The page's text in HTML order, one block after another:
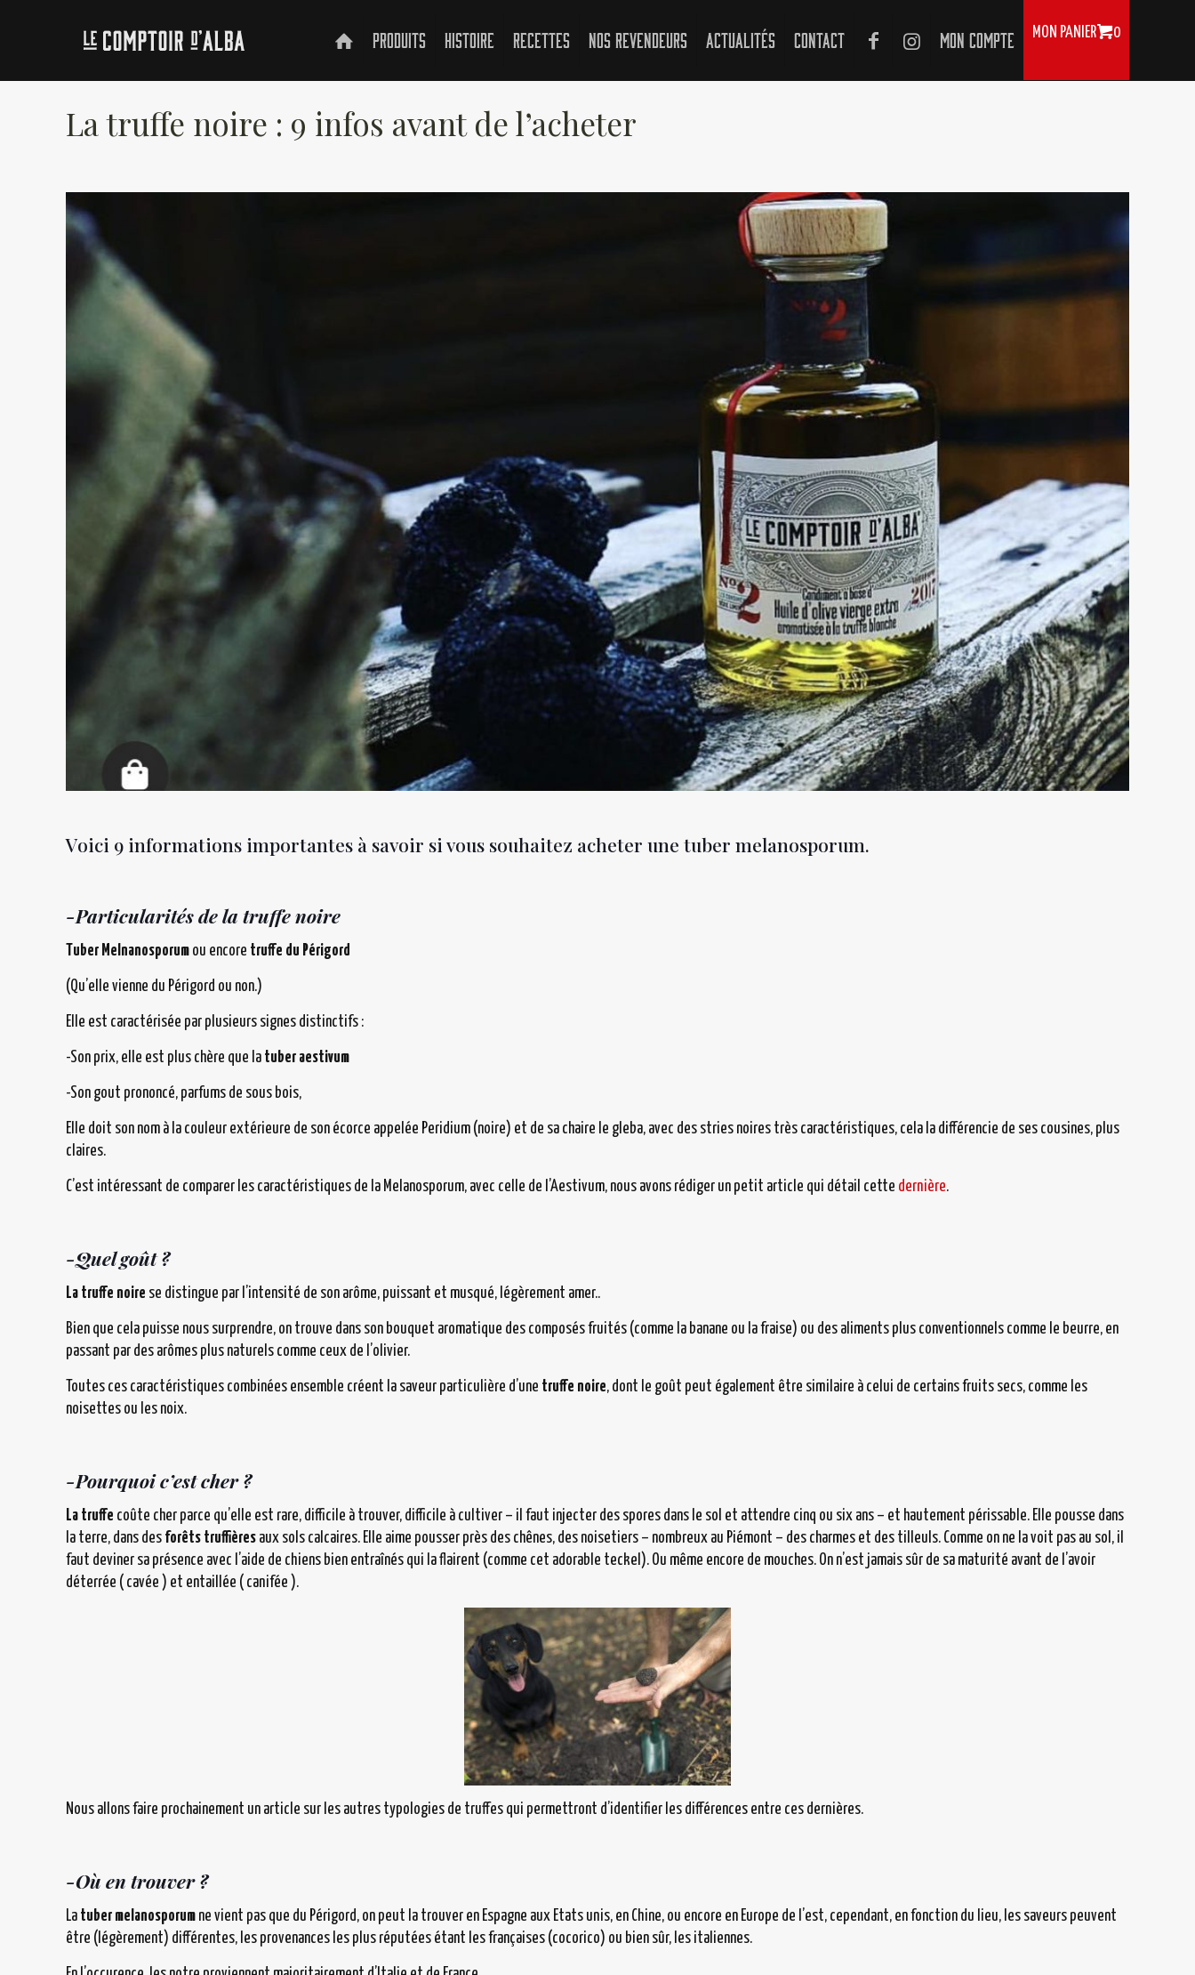
Produits Histoire Recettes Nos revendeurs Actualités Contact Mon compte MON PANIER 0
La truffe noire : 9 infos avant de l’acheter
Voici 9 informations importantes à savoir si vous souhaitez acheter une tuber melanosporum.
-Particularités de la truffe noire
Tuber Melnanosporum ou encore truffe du Périgord
(Qu’elle vienne du Périgord ou non.)
Elle est caractérisée par plusieurs signes distinctifs :
-Son prix, elle est plus chère que la tuber aestivum
-Son gout prononcé, parfums de sous bois,
Elle doit son nom à la couleur extérieure de son écorce appelée Peridium (noire) et de sa chaire le gleba, avec des stries noires très caractéristiques, cela la différencie de ses cousines, plus
claires.
C’est intéressant de comparer les caractéristiques de la Melanosporum, avec celle de l’Aestivum, nous avons rédiger un petit article qui détail cette dernière.
-Quel goût ?
La truffe noire se distingue par l’intensité de son arôme, puissant et musqué, légèrement amer..
Bien que cela puisse nous surprendre, on trouve dans son bouquet aromatique des composés fruités (comme la banane ou la fraise) ou des aliments plus conventionnels comme le beurre, en
passant par des arômes plus naturels comme ceux de l’olivier.
Toutes ces caractéristiques combinées ensemble créent la saveur particulière d’une truffe noire, dont le goût peut également être similaire à celui de certains fruits secs, comme les
noisettes ou les noix.
-Pourquoi c’est cher ?
La truffe coûte cher parce qu’elle est rare, difficile à trouver, difficile à cultiver – il faut injecter des spores dans le sol et attendre cinq ou six ans – et hautement périssable. Elle pousse dans
la terre, dans des forêts truffières aux sols calcaires. Elle aime pousser près des chênes, des noisetiers – nombreux au Piémont – des charmes et des tilleuls. Comme on ne la voit pas au sol, il
faut deviner sa présence avec l’aide de chiens bien entraînés qui la flairent (comme cet adorable teckel). Ou même encore de mouches. On n’est jamais sûr de sa maturité avant de l’avoir
déterrée ( cavée ) et entaillée ( canifée ).
Nous allons faire prochainement un article sur les autres typologies de truffes qui permettront d’identifier les différences entre ces dernières.
-Où en trouver ?
La tuber melanosporum ne vient pas que du Périgord, on peut la trouver en Espagne aux Etats unis, en Chine, ou encore en Europe de l’est, cependant, en fonction du lieu, les saveurs peuvent
être (légèrement) différentes, les provenances les plus réputées étant les françaises (cocorico) ou bien sûr, les italiennes.